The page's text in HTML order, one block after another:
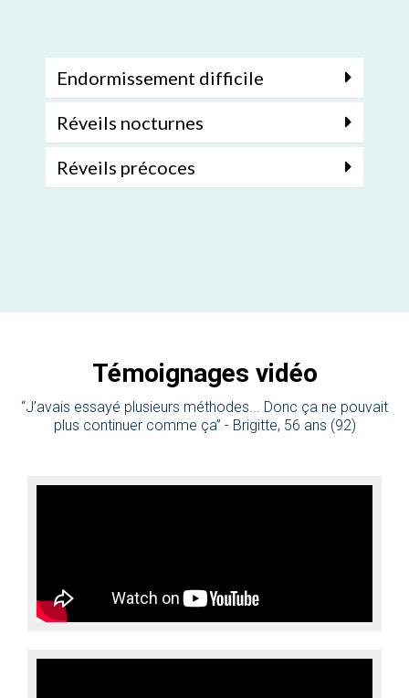
Endormissement difficile
Réveils nocturnes
Réveils précoces
Témoignages vidéo
“J’avais essayé plusieurs méthodes... Donc ça ne pouvait
plus continuer comme ça” - Brigitte, 56 ans (92)